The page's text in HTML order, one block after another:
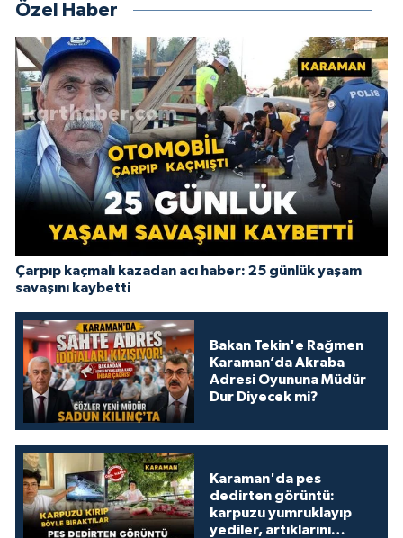
Özel Haber
Çarpıp kaçmalı kazadan acı haber: 25 günlük yaşam
savaşını kaybetti
Bakan Tekin'e Rağmen
Karaman’da Akraba
Adresi Oyununa Müdür
Dur Diyecek mi?
Karaman'da pes
dedirten görüntü:
karpuzu yumruklayıp
yediler, artıklarını